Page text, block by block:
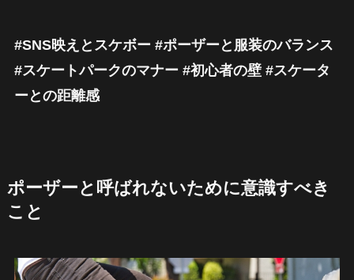
#SNS映えとスケボー #ポーザーと服装のバランス
#スケートパークのマナー #初心者の壁 #スケータ
ーとの距離感
ポーザーと呼ばれないために意識すべき
こと